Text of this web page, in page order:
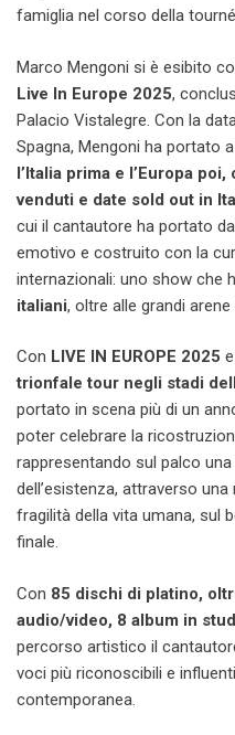
famiglia nel corso della
Marco Mengoni si è esibito
Live In Europe 2025,
Palacio Vistalegre. Con la
Spagna, Mengoni ha portato
l’Italia prima e l’Europa
venduti e date sold out in
cui il cantautore ha portato
emotivo e costruito con la
internazionali: uno show che
italiani, oltre alle grandi arene
Con LIVE IN EUROPE 2025 e
trionfale tour negli stadi
portato in scena più di un
poter celebrare la
rappresentando sul palco
dell’esistenza, attraverso
fragilità della vita umana, sul
finale.
Con 85 dischi di platino,
audio/video, 8 album in
percorso artistico il
voci più riconoscibili e
contemporanea.